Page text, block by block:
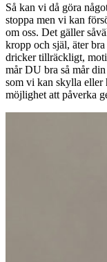
Så kan vi då göra
stoppa men vi kan
om oss. Det gäller
kropp och själ, äter
dricker tillräckligt,
mår DU bra så mår
som vi kan skylla eller
möjlighet att påverka